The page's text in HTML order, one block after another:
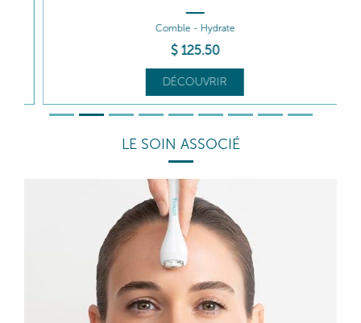
Comble - Hydrate
125.50
DÉCOUVRIR
LE SOIN ASSOCIÉ